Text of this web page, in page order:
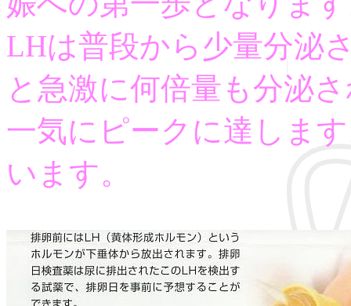
LHは普段から少量分泌
と急激に何倍量も分泌
一気にピークに達しま
います。